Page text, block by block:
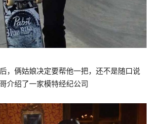
，俩姑娘决定要帮他一把，还不是随口说
介绍了一家模特经纪公司